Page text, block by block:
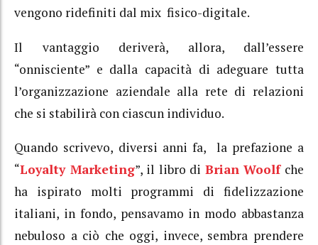
vengono ridefiniti dal mix fisico-digitale.
Il vantaggio deriverà, allora, dall’essere
“onnisciente” e dalla capacità di adeguare tutta
l’organizzazione aziendale alla rete di relazioni
che si stabilirà con ciascun individuo.
Quando scrivevo, diversi anni fa, la prefazione a
“Loyalty Marketing”, il libro di Brian Woolfche
ha ispirato molti programmi di fidelizzazione
italiani, in fondo, pensavamo in modo abbastanza
nebuloso a ciò che oggi, invece, sembra prendere